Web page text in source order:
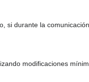
si durante la
modificaciones